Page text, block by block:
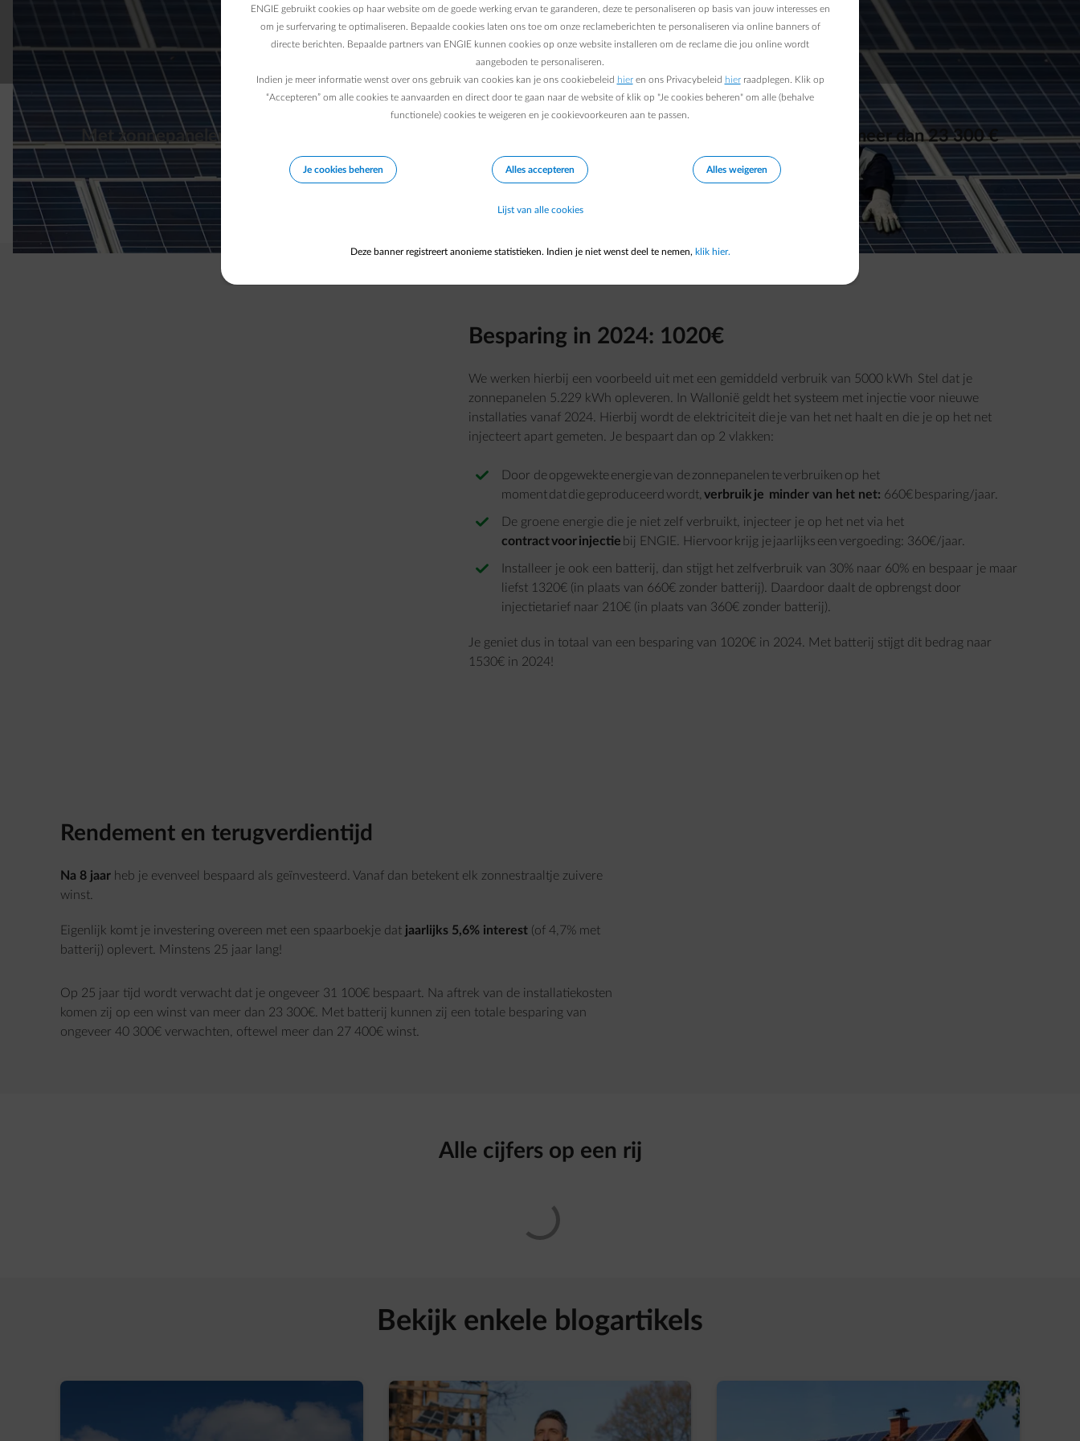
Met zonnepanelen bespaar je meteen een paar honderd euro op je energiefactuur. Kijk mee hoe je
meer dan 23 300 €
winst maakt.
Bevindt je zaak zich niet in Wallonië?
Besparing in 2024: 1020€
We werken hierbij een voorbeeld uit met een gemiddeld verbruik van 5000 kWh Stel dat je
zonnepanelen 5.229 kWh opleveren. In Wallonië geldt het systeem met injectie voor nieuwe
installaties vanaf 2024. Hierbij wordt de elektriciteit die je van het net haalt en die je op het net
injecteert apart gemeten. Je bespaart dan op 2 vlakken:
Door de opgewekte energie van de zonnepanelen te verbruiken op het
moment dat die geproduceerd wordt, verbruik je minder van het net: 660€ besparing/jaar.
De groene energie die je niet zelf verbruikt, injecteer je op het net via het
contract voor injectie bij ENGIE. Hiervoor krijg je jaarlijks een vergoeding: 360€/jaar.
Installeer je ook een batterij, dan stijgt het zelfverbruik van 30% naar 60% en bespaar je maar
liefst 1320€ (in plaats van 660€ zonder batterij). Daardoor daalt de opbrengst door
injectietarief naar 210€ (in plaats van 360€ zonder batterij).
Je geniet dus in totaal van een besparing van 1020€ in 2024. Met batterij stijgt dit bedrag naar
1530€ in 2024!
Rendement en terugverdientijd
Na 8 jaar heb je evenveel bespaard als geïnvesteerd. Vanaf dan betekent elk zonnestraaltje zuivere
winst.
Eigenlijk komt je investering overeen met een spaarboekje dat jaarlijks 5,6% interest (of 4,7% met
batterij) oplevert. Minstens 25 jaar lang!
Op 25 jaar tijd wordt verwacht dat je ongeveer 31 100€ bespaart. Na aftrek van de installatiekosten
komen zij op een winst van meer dan 23 300€. Met batterij kunnen zij een totale besparing van
ongeveer 40 300€ verwachten, oftewel meer dan 27 400€ winst.
Alle cijfers op een rij
Bekijk enkele blogartikels
ENGIE gebruikt cookies op haar website om de goede werking ervan te garanderen, deze te personaliseren op basis van jouw interesses en
om je surfervaring te optimaliseren. Bepaalde cookies laten ons toe om onze reclameberichten te personaliseren via online banners of
directe berichten. Bepaalde partners van ENGIE kunnen cookies op onze website installeren om de reclame die jou online wordt
aangeboden te personaliseren.
Indien je meer informatie wenst over ons gebruik van cookies kan je ons cookiebeleid hieren ons Privacybeleid hierraadplegen. Klik op
“Accepteren” om alle cookies te aanvaarden en direct door te gaan naar de website of klik op "Je cookies beheren" om alle (behalve
functionele) cookies te weigeren en je cookievoorkeuren aan te passen.
Je cookies beheren Alles accepteren Alles weigeren
Lijst van alle cookies
Deze banner registreert anonieme statistieken. Indien je niet wenst deel te nemen, klik hier.